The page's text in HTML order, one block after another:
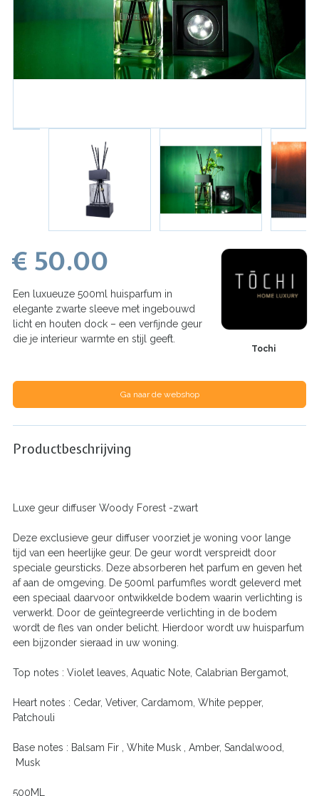
Tochi
€ 50.00
Een luxueuze 500ml huisparfum in
elegante zwarte sleeve met ingebouwd
licht en houten dock – een verfijnde geur
die je interieur warmte en stijl geeft.
Ga naar de webshop
Productbeschrijving
Luxe geur diffuser Woody Forest -zwart
Deze exclusieve geur diffuser voorziet je woning voor lange
tijd van een heerlijke geur. De geur wordt verspreidt door
speciale geursticks. Deze absorberen het parfum en geven het
af aan de omgeving. De 500ml parfumfles wordt geleverd met
een speciaal daarvoor ontwikkelde bodem waarin verlichting is
verwerkt. Door de geïntegreerde verlichting in de bodem
wordt de fles van onder belicht. Hierdoor wordt uw huisparfum
een bijzonder sieraad in uw woning.
Top notes : Violet leaves, Aquatic Note, Calabrian Bergamot,
Heart notes : Cedar, Vetiver, Cardamom, White pepper,
Patchouli
Base notes : Balsam Fir , White Musk , Amber, Sandalwood,
Musk
500ML